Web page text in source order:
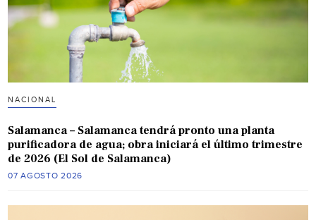
NACIONAL
Salamanca – Salamanca tendrá pronto una planta
purificadora de agua; obra iniciará el último trimestre
de 2026 (El Sol de Salamanca)
07 AGOSTO 2026